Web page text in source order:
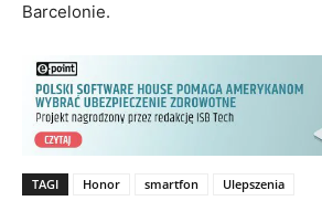
Barcelonie.
TAGI Honor smartfon Ulepszenia